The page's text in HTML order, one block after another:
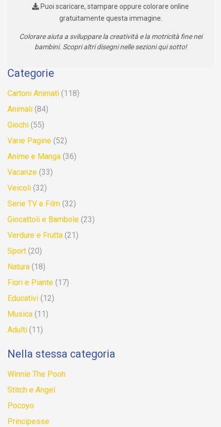
Puoi scaricare, stampare oppure colorare online
gratuitamente questa immagine.
Colorare aiuta a sviluppare la creatività e la motricità fine nei
bambini. Scopri altri disegni nelle sezioni qui sotto!
Categorie
Cartoni Animati (118)
Animali (84)
Giochi (55)
Varie Pagine (52)
Anime e Manga (36)
Vacanze (33)
Veicoli (32)
Serie TV e Film (32)
Giocattoli e Bambole (23)
Verdure e Frutta (21)
Sport (20)
Natura (18)
Fiori e Piante (17)
Educativi (12)
Musica (11)
Adulti (11)
Nella stessa categoria
Winnie The Pooh
Stitch e Angel
Pocoyo
Principesse